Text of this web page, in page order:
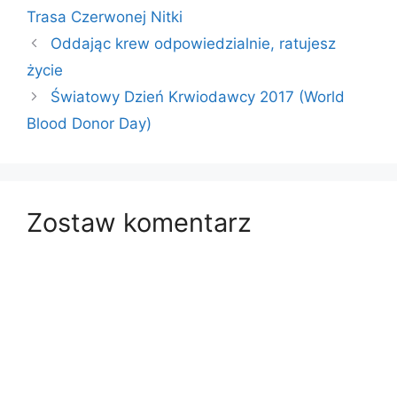
Trasa Czerwonej Nitki
Oddając krew odpowiedzialnie, ratujesz
życie
Światowy Dzień Krwiodawcy 2017 (World
Blood Donor Day)
Zostaw komentarz